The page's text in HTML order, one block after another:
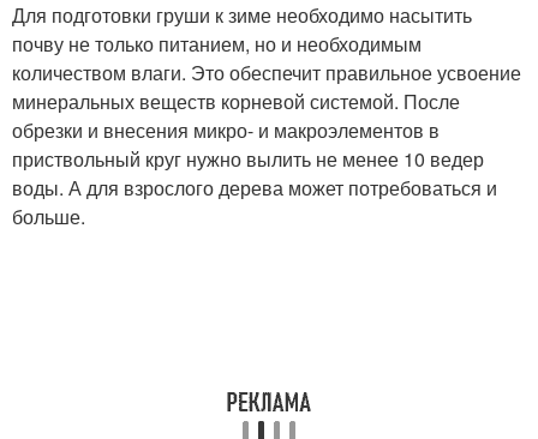
Для подготовки груши к зиме необходимо насытить
почву не только питанием, но и необходимым
количеством влаги. Это обеспечит правильное усвоение
минеральных веществ корневой системой. После
обрезки и внесения микро- и макроэлементов в
приствольный круг нужно вылить не менее 10 ведер
воды. А для взрослого дерева может потребоваться и
больше.